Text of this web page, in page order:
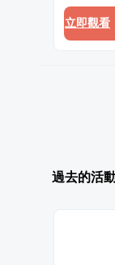
立即觀看
過去的活